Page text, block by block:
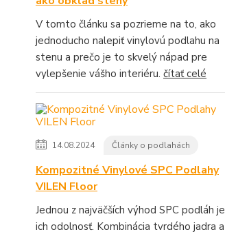
V tomto článku sa pozrieme na to, ako
jednoducho nalepiť vinylovú podlahu na
stenu a prečo je to skvelý nápad pre
vylepšenie vášho interiéru. čítať celé
14.08.2024 Články o podlahách
Kompozitné Vinylové SPC Podlahy
VILEN Floor
Jednou z najväčších výhod SPC podláh je
ich odolnosť. Kombinácia tvrdého jadra a